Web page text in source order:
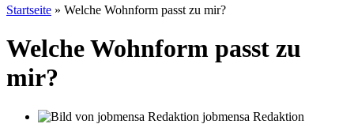
Startseite » Welche Wohnform passt zu mir?
Welche Wohnform passt zu
mir?
jobmensa Redaktion